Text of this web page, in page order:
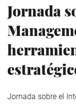
Jornada
Jornada sobre el